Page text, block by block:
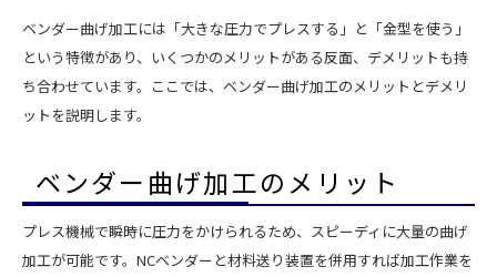
ベンダー曲げ加工には「大きな圧力でプレスする」と「金型を使う」
という特徴があり、いくつかのメリットがある反面、デメリットも持
ち合わせています。ここでは、ベンダー曲げ加工のメリットとデメリ
ットを説明します。
ベンダー曲げ加工のメリット
プレス機械で瞬時に圧力をかけられるため、スピーディに大量の曲げ
加工が可能です。NCベンダーと材料送り装置を併用すれば加工作業を